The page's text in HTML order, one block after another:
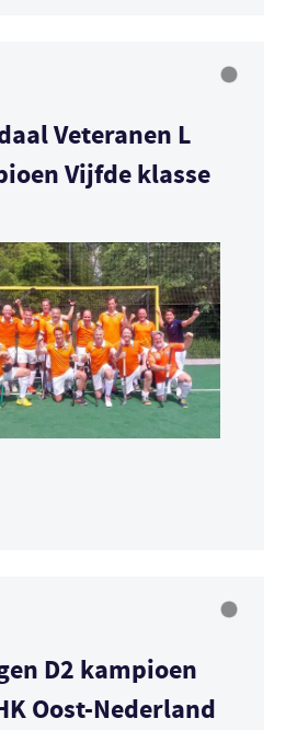
Veteranen L
Vijfde klasse
D2 kampioen
Oost-Nederland